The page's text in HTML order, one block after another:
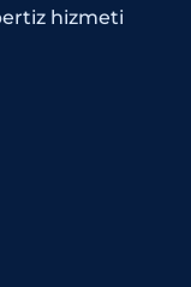
hizmeti